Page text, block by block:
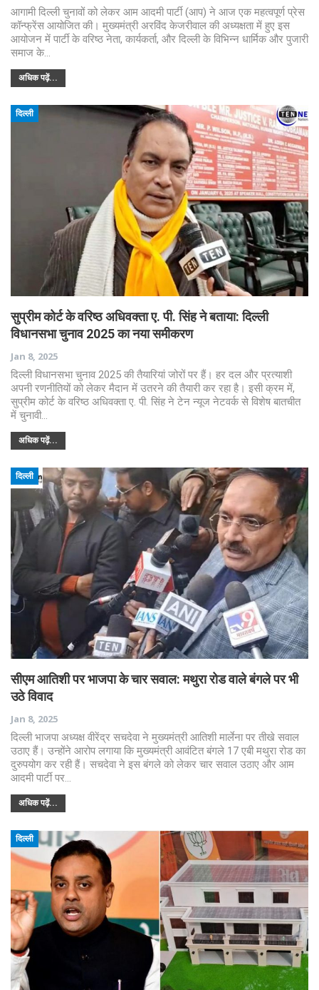
आगामी दिल्ली चुनावों को लेकर आम आदमी पार्टी (आप) ने आज एक महत्वपूर्ण प्रेस
कॉन्फ्रेंस आयोजित की। मुख्यमंत्री अरविंद केजरीवाल की अध्यक्षता में हुए इस
आयोजन में पार्टी के वरिष्ठ नेता, कार्यकर्ता, और दिल्ली के विभिन्न धार्मिक और पुजारी
समाज के…
अधिक पढ़ें...
दिल्ली
सुप्रीम कोर्ट के वरिष्ठ अधिवक्ता ए. पी. सिंह ने बताया: दिल्ली
विधानसभा चुनाव 2025 का नया समीकरण
Jan 8, 2025
दिल्ली विधानसभा चुनाव 2025 की तैयारियां जोरों पर हैं। हर दल और प्रत्याशी
अपनी रणनीतियों को लेकर मैदान में उतरने की तैयारी कर रहा है। इसी क्रम में,
सुप्रीम कोर्ट के वरिष्ठ अधिवक्ता ए. पी. सिंह ने टेन न्यूज नेटवर्क से विशेष बातचीत
में चुनावी…
अधिक पढ़ें...
दिल्ली
सीएम आतिशी पर भाजपा के चार सवाल: मथुरा रोड वाले बंगले पर भी
उठे विवाद
Jan 8, 2025
दिल्ली भाजपा अध्यक्ष वीरेंद्र सचदेवा ने मुख्यमंत्री आतिशी मार्लेना पर तीखे सवाल
उठाए हैं। उन्होंने आरोप लगाया कि मुख्यमंत्री आवंटित बंगले 17 एबी मथुरा रोड का
दुरुपयोग कर रही हैं। सचदेवा ने इस बंगले को लेकर चार सवाल उठाए और आम
आदमी पार्टी पर…
अधिक पढ़ें...
दिल्ली